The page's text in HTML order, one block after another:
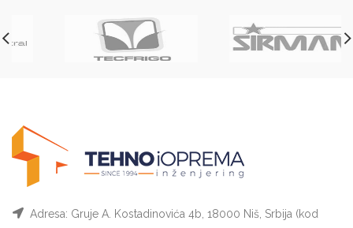
Adresa: Gruje A. Kostadinovića 4b, 18000 Niš, Srbija (kod